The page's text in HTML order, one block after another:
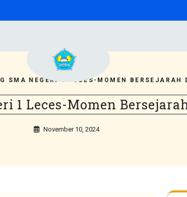
SMA NEGERI 1 LECES-MOMEN BERSEJARAH
1 Leces-Momen
November 10, 2024